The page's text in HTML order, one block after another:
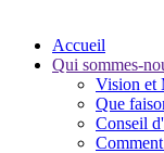
Accueil
Qui sommes-
Vision et
Que
Conseil